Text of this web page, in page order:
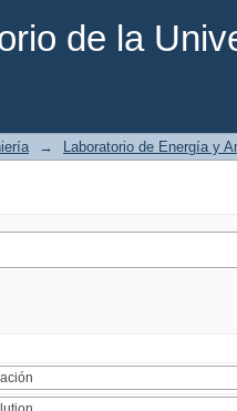
de la
→ Laboratorio de Energía y